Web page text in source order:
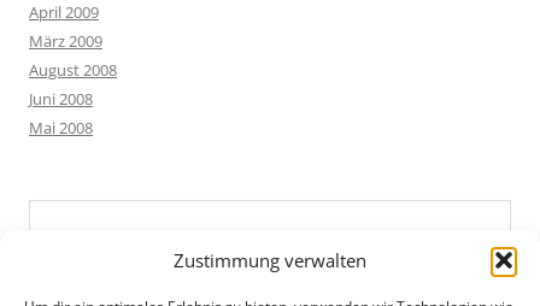
Zustimmung verwalten
April 2009
März 2009
August 2008
Juni 2008
Mai 2008